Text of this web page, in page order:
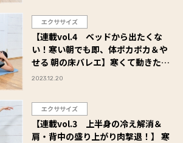
エクササイズ
【連載vol.4 ベッドから出たくな
い！寒い朝でも即、体ポカポカ＆や
せる 朝の床バレエ】寒くて動きたく
ないけどやせたい！バレエダンサー
エ」で冬太り解消！
2023.12.20
エクササイズ
【連載vol.3 上半身の冷え解消＆
肩・背中の盛り上がり肉撃退！】 寒